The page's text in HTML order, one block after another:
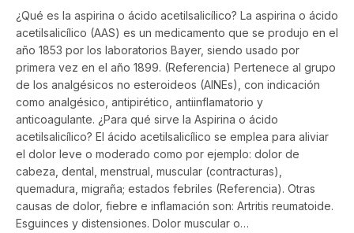
¿Qué es la aspirina o ácido acetilsalicílico? La aspirina o ácido
acetilsalicílico (AAS) es un medicamento que se produjo en el
año 1853 por los laboratorios Bayer, siendo usado por
primera vez en el año 1899. (Referencia) Pertenece al grupo
de los analgésicos no esteroideos (AINEs), con indicación
como analgésico, antipirético, antiinflamatorio y
anticoagulante. ¿Para qué sirve la Aspirina o ácido
acetilsalicílico? El ácido acetilsalicílico se emplea para aliviar
el dolor leve o moderado como por ejemplo: dolor de
cabeza, dental, menstrual, muscular (contracturas),
quemadura, migraña; estados febriles (Referencia). Otras
causas de dolor, fiebre e inflamación son: Artritis reumatoide.
Esguinces y distensiones. Dolor muscular o…